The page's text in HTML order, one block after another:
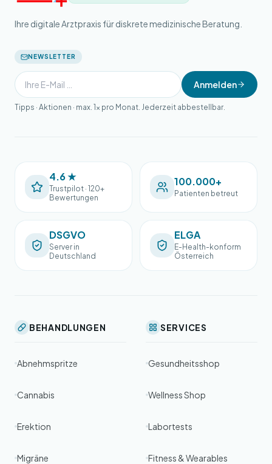
Ihre digitale Arztpraxis für diskrete medizinische Beratung.
NEWSLETTER
Anmelden
Tipps · Aktionen · max. 1× pro Monat. Jederzeit abbestellbar.
4.6 ★
Trustpilot · 120+
Bewertungen
100.000+
Patienten betreut
DSGVO
Server in
Deutschland
ELGA
E-Health-konform
Österreich
BEHANDLUNGEN
Abnehmspritze
Cannabis
Erektion
Migräne
SERVICES
Gesundheitsshop
Wellness Shop
Labortests
Fitness & Wearables